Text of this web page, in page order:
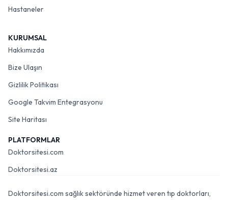
Hastaneler
KURUMSAL
Hakkımızda
Bize Ulaşın
Gizlilik Politikası
Google Takvim Entegrasyonu
Site Haritası
PLATFORMLAR
Doktorsitesi.com
Doktorsitesi.az
Doktorsitesi.com sağlık sektöründe hizmet veren tıp doktorları,